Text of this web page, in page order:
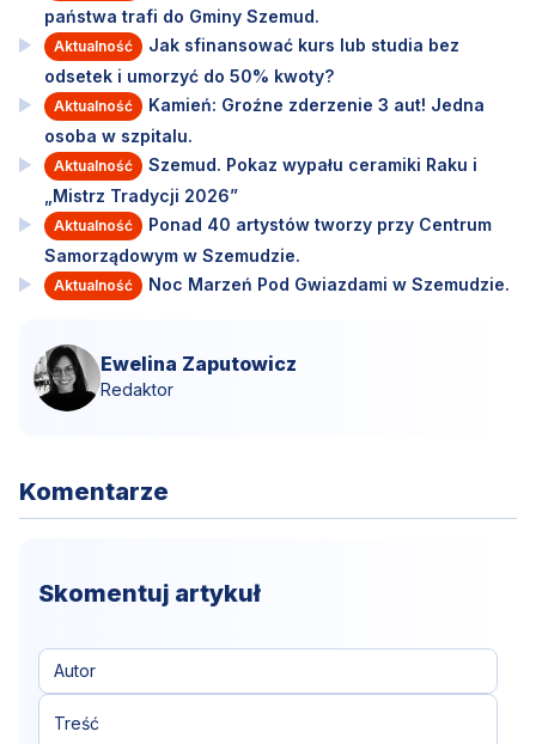
państwa trafi do Gminy Szemud.
Aktualność
Jak sfinansować kurs lub studia bez
odsetek i umorzyć do 50% kwoty?
Aktualność
Kamień: Groźne zderzenie 3 aut! Jedna
osoba w szpitalu.
Aktualność
Szemud. Pokaz wypału ceramiki Raku i
„Mistrz Tradycji 2026”
Aktualność
Ponad 40 artystów tworzy przy Centrum
Samorządowym w Szemudzie.
Aktualność Noc Marzeń Pod Gwiazdami w Szemudzie.
Ewelina Zaputowicz
Redaktor
Komentarze
Skomentuj artykuł